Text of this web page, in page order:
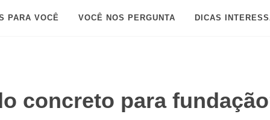
PARA VOCÊ VOCÊ NOS PERGUNTA DICAS
concreto para